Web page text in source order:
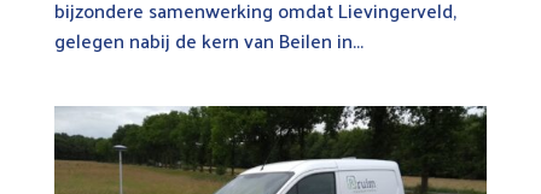
bijzondere samenwerking omdat Lievingerveld,
gelegen nabij de kern van Beilen in...